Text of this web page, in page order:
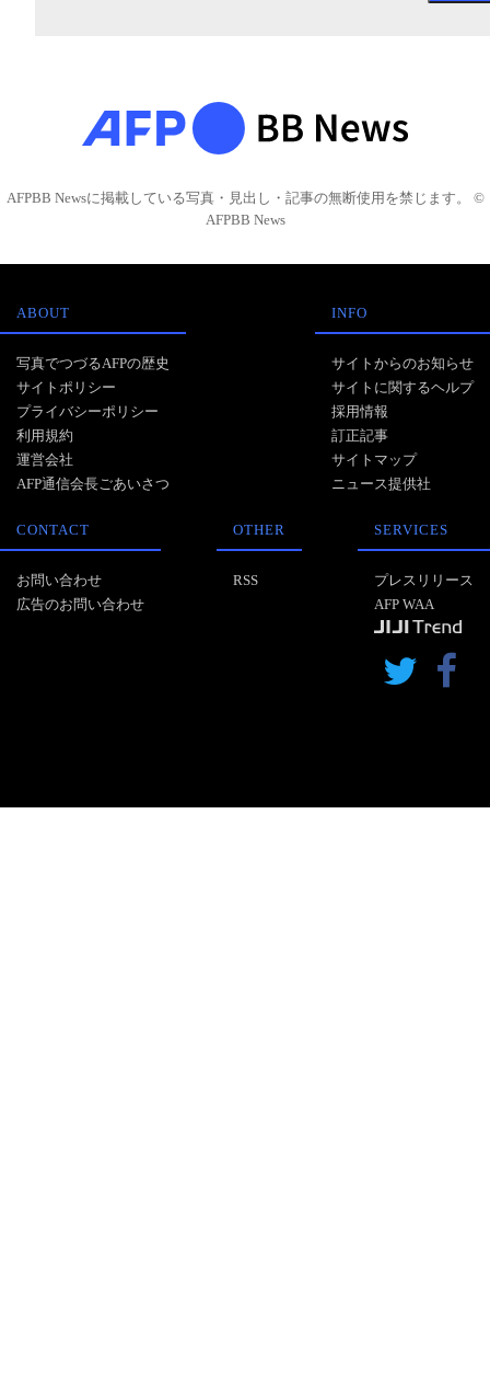
AFPBB Newsに掲載している写真・見出し・記事の無断使用を禁じます。 ©
AFPBB News
ABOUT
写真でつづるAFPの歴史
サイトポリシー
プライバシーポリシー
利用規約
運営会社
AFP通信会長ごあいさつ
INFO
サイトからのお知らせ
サイトに関するヘルプ
採用情報
訂正記事
サイトマップ
ニュース提供社
CONTACT
お問い合わせ
広告のお問い合わせ
OTHER
RSS
SERVICES
プレスリリース
AFP WAA